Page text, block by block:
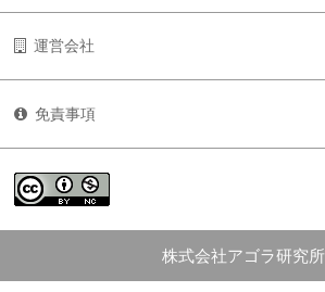
運営会社
免責事項
株式会社アゴラ研究所